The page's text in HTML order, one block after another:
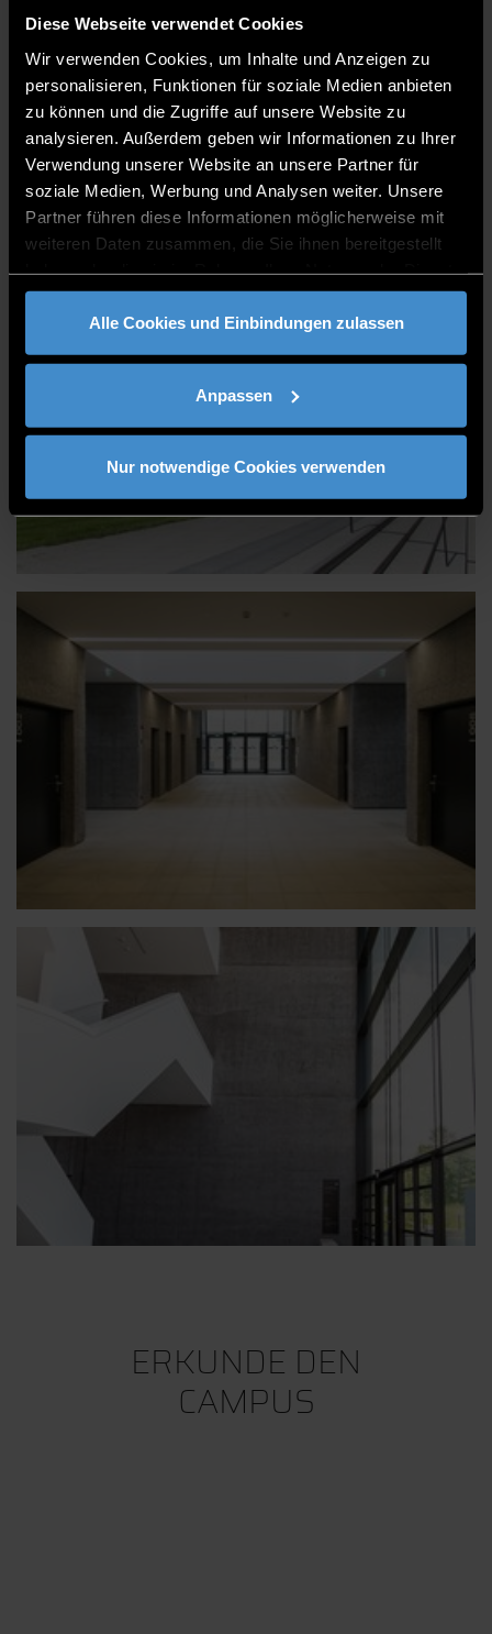
Diese Webseite verwendet Cookies
Wir verwenden Cookies, um Inhalte und Anzeigen zu
personalisieren, Funktionen für soziale Medien anbieten
zu können und die Zugriffe auf unsere Website zu
analysieren. Außerdem geben wir Informationen zu Ihrer
Verwendung unserer Website an unsere Partner für
soziale Medien, Werbung und Analysen weiter. Unsere
Partner führen diese Informationen möglicherweise mit
weiteren Daten zusammen, die Sie ihnen bereitgestellt
gesammelt haben.
Alle Cookies und Einbindungen zulassen
Anpassen
Nur notwendige Cookies verwenden
ERKUNDE DEN
CAMPUS